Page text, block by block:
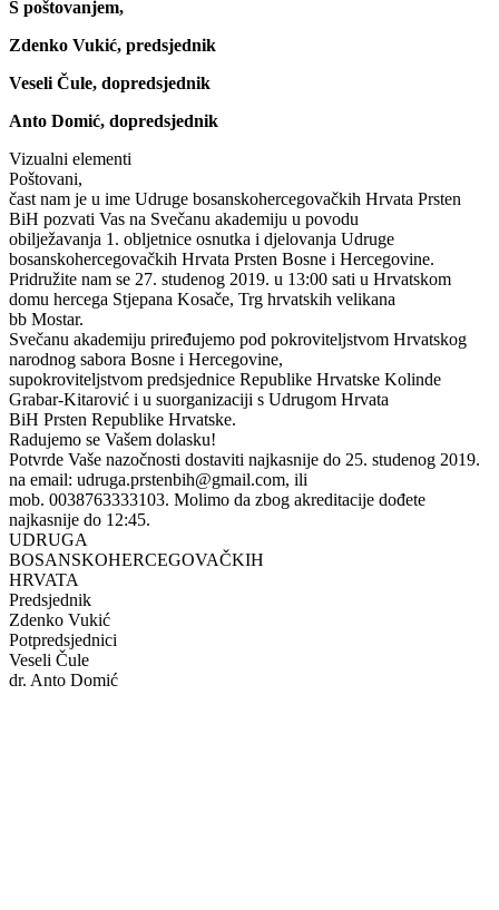
S poštovanjem,
Zdenko Vukić, predsjednik
Veseli Čule, dopredsjednik
Anto Domić, dopredsjednik
Vizualni elementi
Poštovani,
čast nam je u ime Udruge bosanskohercegovačkih Hrvata Prsten
BiH pozvati Vas na Svečanu akademiju u povodu
obilježavanja 1. obljetnice osnutka i djelovanja Udruge
bosanskohercegovačkih Hrvata Prsten Bosne i Hercegovine.
Pridružite nam se 27. studenog 2019. u 13:00 sati u Hrvatskom
domu hercega Stjepana Kosače, Trg hrvatskih velikana
bb Mostar.
Svečanu akademiju priređujemo pod pokroviteljstvom Hrvatskog
narodnog sabora Bosne i Hercegovine,
supokroviteljstvom predsjednice Republike Hrvatske Kolinde
Grabar-Kitarović i u suorganizaciji s Udrugom Hrvata
BiH Prsten Republike Hrvatske.
Radujemo se Vašem dolasku!
Potvrde Vaše nazočnosti dostaviti najkasnije do 25. studenog 2019.
na email: udruga.prstenbih@gmail.com, ili
mob. 0038763333103. Molimo da zbog akreditacije dođete
najkasnije do 12:45.
UDRUGA
BOSANSKOHERCEGOVAČKIH
HRVATA
Predsjednik
Zdenko Vukić
Potpredsjednici
Veseli Čule
dr. Anto Domić